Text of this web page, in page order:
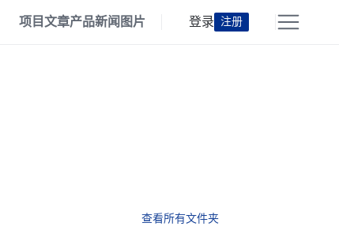
项目文章产品新闻 图片 登录 注册
查看所有文件夹